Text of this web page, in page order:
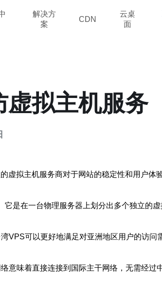
解决方
案
CDN
云桌
面
虚拟主机服务
虚拟主机服务商对于网站的稳定性和用户体
是在一台物理服务器上划分出多个独立的
VPS可以更好地满足对亚洲地区用户的访问
意味着直接连接到国际主干网络，无需经过